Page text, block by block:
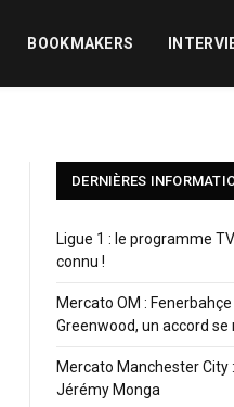
BOOKMAKERS
DERNIÈRES
Ligue 1 : le programme
connu !
Mercato OM :
Greenwood, un accord se
Mercato Manchester City
Jérémy Monga